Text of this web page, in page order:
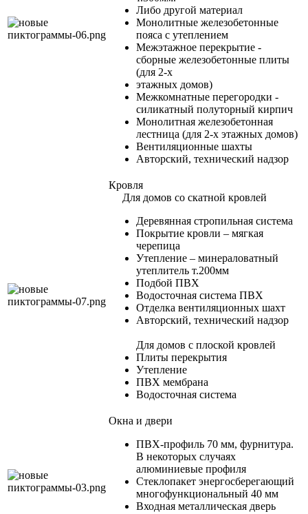
Либо другой материал
Монолитные железобетонные
пояса с утеплением
Межэтажное перекрытие -
сборные железобетонные плиты
(для 2-х
этажных домов)
Межкомнатные перегородки -
силикатный полуторный кирпич
Монолитная железобетонная
лестница (для 2-х этажных домов)
Вентиляционные шахты
Авторский, технический надзор
Кровля
Для домов со скатной кровлей
Деревянная стропильная система
Покрытие кровли – мягкая
черепица
Утепление – минераловатный
утеплитель т.200мм
Подбой ПВХ
Водосточная система ПВХ
Отделка вентиляционных шахт
Авторский, технический надзор
Для домов с плоской кровлей
Плиты перекрытия
Утепление
ПВХ мембрана
Водосточная система
Окна и двери
ПВХ-профиль 70 мм, фурнитура.
В некоторых случаях
алюминиевые профиля
Стеклопакет энергосберегающий
многофункциональный 40 мм
Входная металлическая дверь